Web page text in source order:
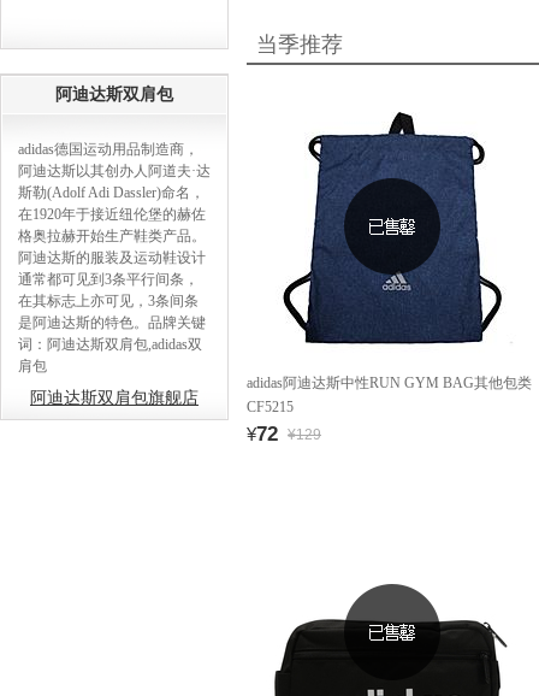
阿迪达斯双肩包
adidas德国运动用品制造商，
阿迪达斯以其创办人阿道夫·达
斯勒(Adolf Adi Dassler)命名，
在1920年于接近纽伦堡的赫佐
格奥拉赫开始生产鞋类产品。
阿迪达斯的服装及运动鞋设计
通常都可见到3条平行间条，
在其标志上亦可见，3条间条
是阿迪达斯的特色。品牌关键
词：阿迪达斯双肩包,adidas双
肩包
阿迪达斯双肩包旗舰店
当季推荐
adidas阿迪达斯中性RUN GYM BAG其他包类
CF5215
¥72 ¥129